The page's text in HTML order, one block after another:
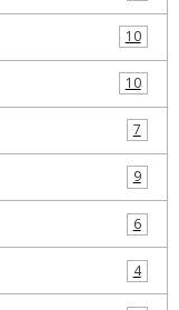
10
10
7
9
6
4